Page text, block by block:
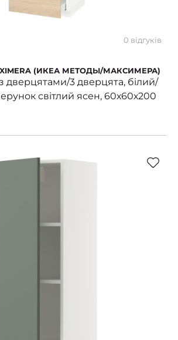
0 відгуків
(ИКЕА МЕТОДЫ/МАКСИМЕРА)
дверцятами/3 дверцята, білий/
світлий ясен, 60х60х200